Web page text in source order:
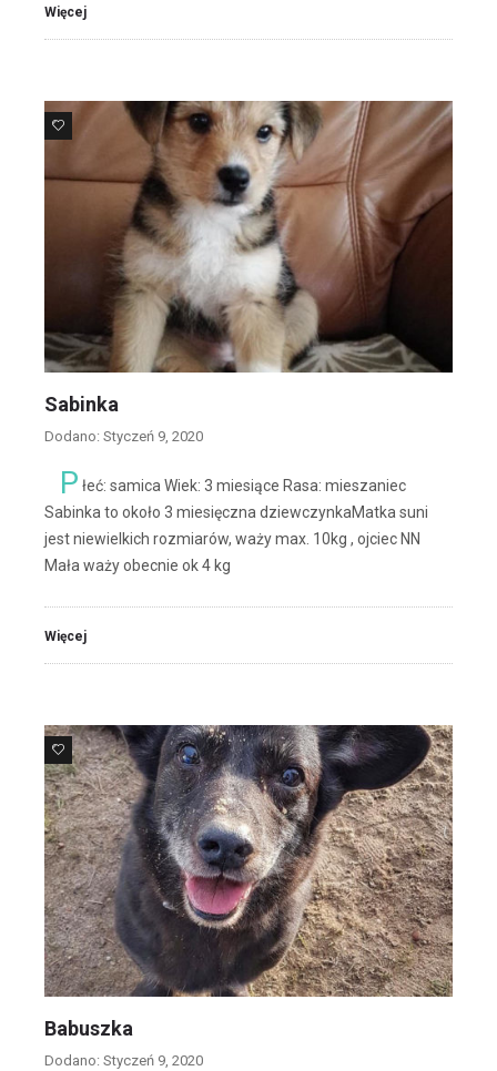
Więcej
31
Sabinka
Dodano: Styczeń 9, 2020
P łeć: samica Wiek: 3 miesiące Rasa: mieszaniec
Sabinka to około 3 miesięczna dziewczynkaMatka suni
jest niewielkich rozmiarów, waży max. 10kg , ojciec NN
Mała waży obecnie ok 4 kg
Więcej
10
Babuszka
Dodano: Styczeń 9, 2020